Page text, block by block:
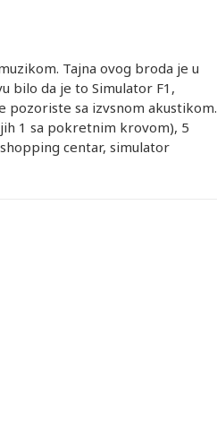
Tajna ovog broda je u
bilo da je to Simulator F1,
pozoriste sa izvsnom akustikom.
1 sa pokretnim krovom), 5
centar, simulator